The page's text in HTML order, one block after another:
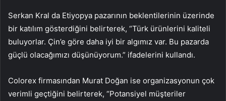
Serkan Kral da Etiyopya pazarının beklentilerinin üzerinde
bir katılım gösterdiğini belirterek, “Türk ürünlerini kaliteli
buluyorlar. Çin’e göre daha iyi bir algımız var. Bu pazarda
güçlü olacağımızı düşünüyorum.” ifadelerini kullandı.
Colorex firmasından Murat Doğan ise organizasyonun çok
verimli geçtiğini belirterek, “Potansiyel müşteriler